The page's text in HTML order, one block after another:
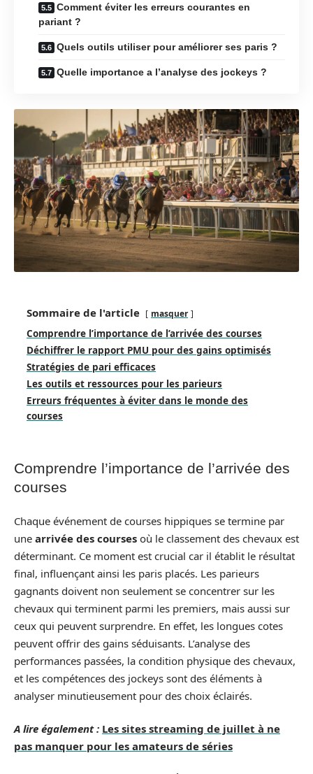
Comment éviter les erreurs courantes en
pariant ?
Quels outils utiliser pour améliorer ses paris ?
Quelle importance a l’analyse des jockeys ?
Sommaire de l'article masquer
Comprendre l’importance de l’arrivée des courses
Déchiffrer le rapport PMU pour des gains optimisés
Stratégies de pari efficaces
Les outils et ressources pour les parieurs
Erreurs fréquentes à éviter dans le monde des
courses
Comprendre l’importance de l’arrivée des
courses
Chaque événement de courses hippiques se termine par
une arrivée des courses où le classement des chevaux est
déterminant. Ce moment est crucial car il établit le résultat
final, influençant ainsi les paris placés. Les parieurs
gagnants doivent non seulement se concentrer sur les
chevaux qui terminent parmi les premiers, mais aussi sur
ceux qui peuvent surprendre. En effet, les longues cotes
peuvent offrir des gains séduisants. L’analyse des
performances passées, la condition physique des chevaux,
et les compétences des jockeys sont des éléments à
analyser minutieusement pour des choix éclairés.
A lire également : Les sites streaming de juillet à ne
pas manquer pour les amateurs de séries